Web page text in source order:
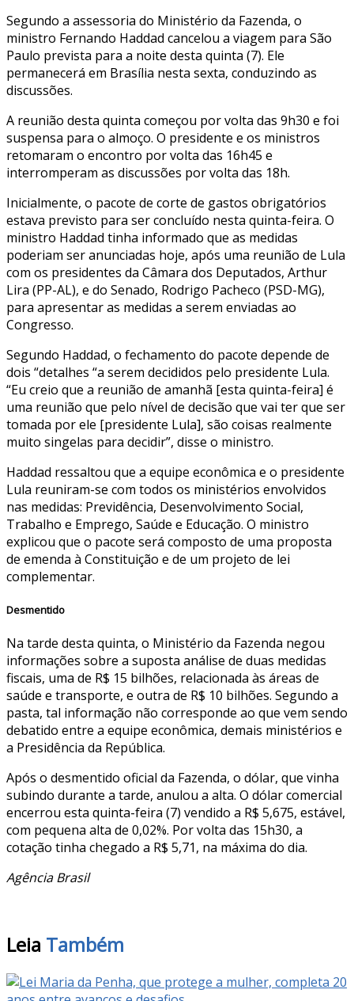
Segundo a assessoria do Ministério da Fazenda, o
ministro Fernando Haddad cancelou a viagem para São
Paulo prevista para a noite desta quinta (7). Ele
permanecerá em Brasília nesta sexta, conduzindo as
discussões.
A reunião desta quinta começou por volta das 9h30 e foi
suspensa para o almoço. O presidente e os ministros
retomaram o encontro por volta das 16h45 e
interromperam as discussões por volta das 18h.
Inicialmente, o pacote de corte de gastos obrigatórios
estava previsto para ser concluído nesta quinta-feira. O
ministro Haddad tinha informado que as medidas
poderiam ser anunciadas hoje, após uma reunião de Lula
com os presidentes da Câmara dos Deputados, Arthur
Lira (PP-AL), e do Senado, Rodrigo Pacheco (PSD-MG),
para apresentar as medidas a serem enviadas ao
Congresso.
Segundo Haddad, o fechamento do pacote depende de
dois “detalhes “a serem decididos pelo presidente Lula.
“Eu creio que a reunião de amanhã [esta quinta-feira] é
uma reunião que pelo nível de decisão que vai ter que ser
tomada por ele [presidente Lula], são coisas realmente
muito singelas para decidir”, disse o ministro.
Haddad ressaltou que a equipe econômica e o presidente
Lula reuniram-se com todos os ministérios envolvidos
nas medidas: Previdência, Desenvolvimento Social,
Trabalho e Emprego, Saúde e Educação. O ministro
explicou que o pacote será composto de uma proposta
de emenda à Constituição e de um projeto de lei
complementar.
Desmentido
Na tarde desta quinta, o Ministério da Fazenda negou
informações sobre a suposta análise de duas medidas
fiscais, uma de R$ 15 bilhões, relacionada às áreas de
saúde e transporte, e outra de R$ 10 bilhões. Segundo a
pasta, tal informação não corresponde ao que vem sendo
debatido entre a equipe econômica, demais ministérios e
a Presidência da República.
Após o desmentido oficial da Fazenda, o dólar, que vinha
subindo durante a tarde, anulou a alta. O dólar comercial
encerrou esta quinta-feira (7) vendido a R$ 5,675, estável,
com pequena alta de 0,02%. Por volta das 15h30, a
cotação tinha chegado a R$ 5,71, na máxima do dia.
Agência Brasil
Leia Também